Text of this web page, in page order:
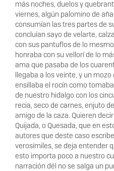
más noches, duelos y
viernes, algún palomino de
consumían las tres partes de
concluían sayo de velarte,
con sus pantuflos de lo
honraba con su vellorí de lo
ama que pasaba de los
llegaba a los veinte, y un
ensillaba el rocín como
de nuestro hidalgo con los
recia, seco de carnes, enjuto
amigo de la caza. Quieren
Quijada, o Quesada, que en
autores que deste caso
verosímiles, se deja entender
esto importa poco a nuestro
narración dél no se salga un